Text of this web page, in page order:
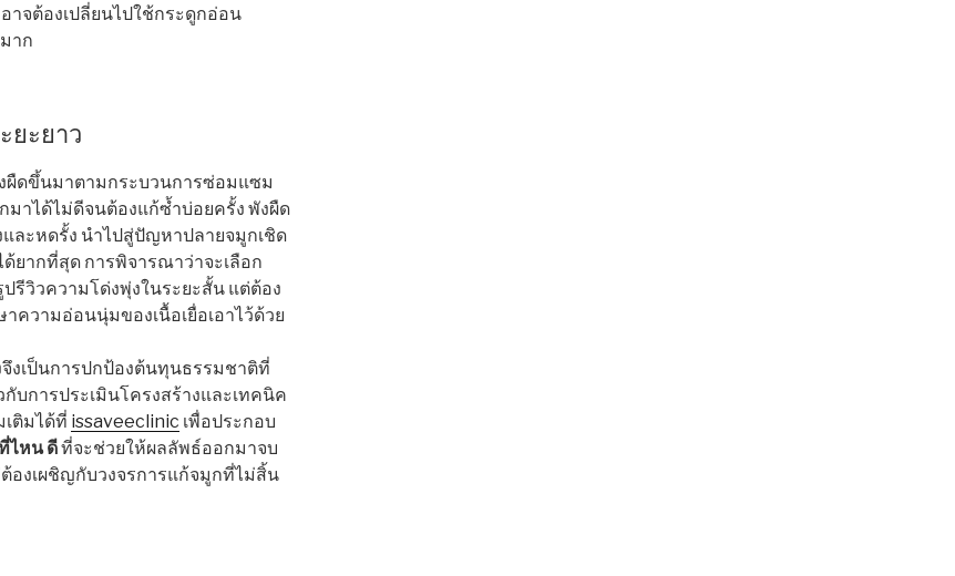
จต้องเปลี่ยนไปใช้กระดูกอ่อน
าก
ยะยาว
ผืดขึ้นมาตามกระบวนการซ่อมแซม
มาได้ไม่ดีจนต้องแก้ซ้ำบ่อยครั้ง พังผืด
ละหดรั้ง นำไปสู่ปัญหาปลายจมูกเชิด
ยากที่สุด การพิจารณาว่าจะเลือก
รีวิวความโด่งพุ่งในระยะสั้น แต่ต้อง
วามอ่อนนุ่มของเนื้อเยื่อเอาไว้ด้วย
งเป็นการปกป้องต้นทุนธรรมชาติที่
บการประเมินโครงสร้างและเทคนิค
ติมได้ที่ issaveeclinic เพื่อประกอบ
ไหน ดีที่จะช่วยให้ผลลัพธ์ออกมาจบ
ต้องเผชิญกับวงจรการแก้จมูกที่ไม่สิ้น